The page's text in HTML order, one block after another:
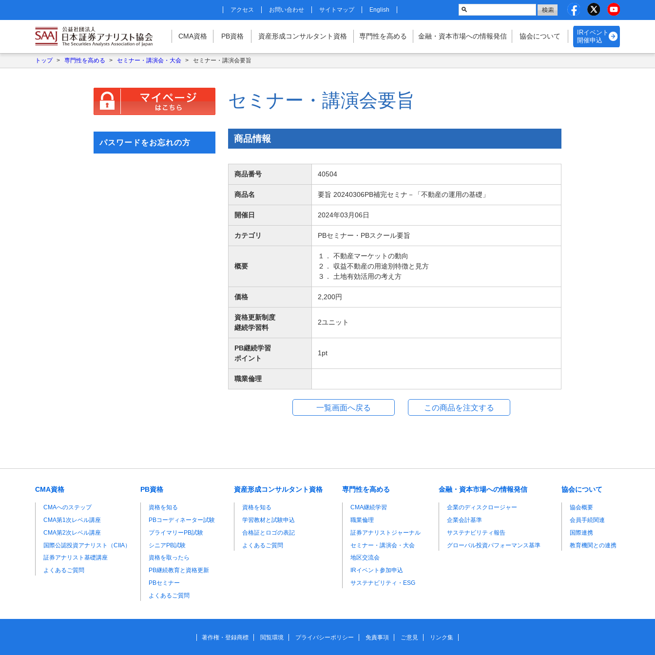
アクセス お問い合わせ サイトマップ English
CMA資格 PB資格 資産形成コンサルタント 資格 専門性を高める 金融・資本市場への情報発信 協会について
IRイベント
開催申込
トップ > 専門性を高める > セミナー・講演会・大会 > セミナー・講演会要旨
セミナー・講演会要旨
商品情報
商品番号 40504
商品名 要旨 20240306PB補完セミナ－「不動産の運用の基礎」
開催日 2024年03月06日
カテゴリ PBセミナー・PBスクール要旨
概要
１． 不動産マーケットの動向
２． 収益不動産の用途別特徴と見方
３． 土地有効活用の考え方
価格 2,200円
資格更新制度
継続学習料
2ユニット
PB継続学習
ポイント
1 pt
職業倫理
マイページはこちら
パスワードをお忘れの方
CMA資格
CMAへのステップ
CMA第1次レベル講座
CMA第2次レベル講座
国際公認投資アナリスト（CIIA）
証券アナリスト基礎講座
よくあるご質問
PB資格
資格を知る
PBコーディネーター試験
プライマリーPB試験
シニアPB試験
資格を取ったら
PB継続教育と資格更新
PBセミナー
よくあるご質問
資産形成コンサルタント資格
資格を知る
学習教材と試験申込
合格証とロゴの表記
よくあるご質問
専門性を高める
CMA継続学習
職業倫理
証券アナリストジャーナル
セミナー・講演会・大会
地区交流会
IRイベント参加申込
サステナビリティ・ESG
金融・資本市場への情報発信
企業のディスクロージャー
企業会計基準
サステナビリティ報告
グローバル投資パフォーマンス基準
協会について
協会概要
会員手続関連
国際連携
教育機関との連携
著作権・登録商標 閲覧環境 プライバシーポリシー 免責事項 ご意見 リンク集